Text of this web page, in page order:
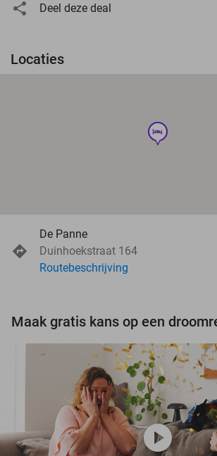
Deel deze deal
Locaties
hotel
De Panne
Duinhoekstraat 164
Routebeschrijving
play_circle